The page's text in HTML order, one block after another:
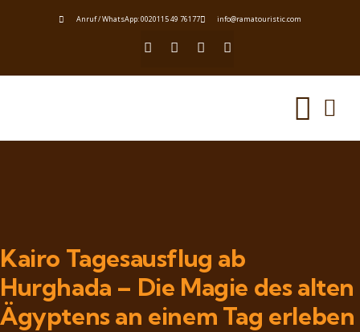
Anruf / WhatsApp: 0020115 49 76177 info@ramatouristic.com
Kairo Tagesausflug ab
Hurghada – Die Magie des alten
Ägyptens an einem Tag erleben